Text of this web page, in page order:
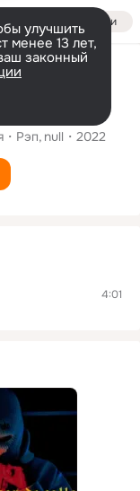
Войти
улучшить
менее 13 лет,
законный
Рэп null 2022
4:01